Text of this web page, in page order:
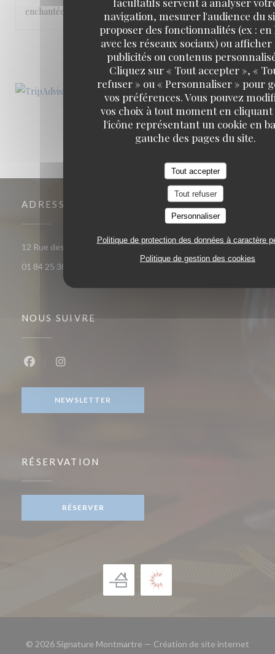
navigation, mesurer l'audience du
proposer des fonctionnalités (ex : en
avec les réseaux sociaux) ou afficher
publicités ou contenus
Cliquez sur « Tout accepter », «
refuser » ou « Personnaliser » pour
vos préférences. Vous pouvez
vos choix à tout moment en
l'icône représentant un cookie en
gauche des pages du site.
Tout accepter
Tout refuser
Personnaliser
Politique de protection des données à caractère
Politique de gestion des cookies
enchantées pas des mélanges de saveurs parfaits.
1 2 3
ADRESSE
12 Rue des Trois Frères 75018 PARIS((ouvre une nouvelle
01 84 25 30 00
NOUS SUIVRE
NEWSLETTER
RÉSERVATION
RÉSERVER
© 2026 Signature Montmartre — Création de site internet